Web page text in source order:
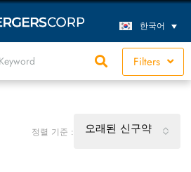
한국어
Filters
정렬 기준 : 오래된 신구약